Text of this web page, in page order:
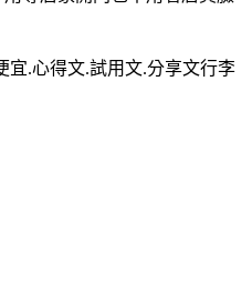
宜.心得文.試用文.分享文行李